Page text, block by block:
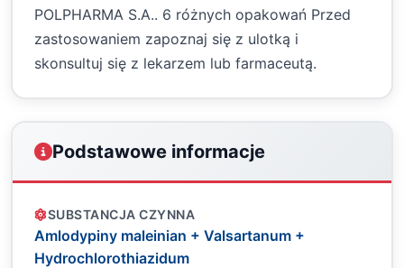
POLPHARMA S.A.. 6 różnych opakowań Przed
zastosowaniem zapoznaj się z ulotką i
skonsultuj się z lekarzem lub farmaceutą.
Podstawowe informacje
SUBSTANCJA CZYNNA
Amlodypiny maleinian + Valsartanum +
Hydrochlorothiazidum